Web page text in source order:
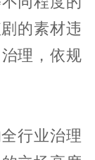
的素材违
理，依规
行业治理